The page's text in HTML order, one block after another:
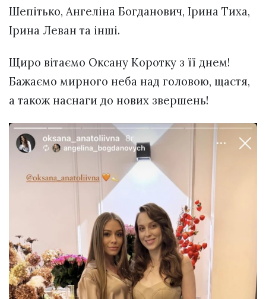
Шепітько, Ангеліна Богданович, Ірина Тиха,
Ірина Леван та інші.
Щиро вітаємо Оксану Коротку з її днем!
Бажаємо мирного неба над головою, щастя,
а також наснаги до нових звершень!